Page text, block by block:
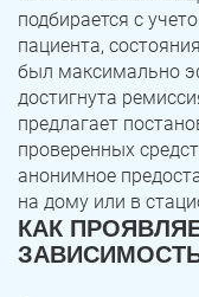
подбирается с
пациента,
был максимально
достигнута
предлагает
проверенных
анонимное
на дому или в
КАК